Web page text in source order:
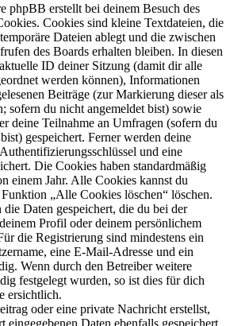
phpBB erstellt bei deinem Besuch des
Cookies sind kleine Textdateien, die
Dateien ablegt und die zwischen
des Boards erhalten bleiben. In diesen
ID deiner Sitzung (damit dir alle
werden können), Informationen
Beiträge (zur Markierung dieser als
sofern du nicht angemeldet bist) sowie
deine Teilnahme an Umfragen (sofern du
gespeichert. Ferner werden deine
und eine
Die Cookies haben standardmäßig
einem Jahr. Alle Cookies kannst du
„Alle Cookies löschen“ löschen.
Daten gespeichert, die du bei der
Profil oder deinem persönlichem
die Registrierung sind mindestens ein
eine E-Mail-Adresse und ein
Wenn durch den Betreiber weitere
festgelegt wurden, so ist dies für dich
ersichtlich.
oder eine private Nachricht erstellst,
eingegebenen Daten ebenfalls gespeichert.